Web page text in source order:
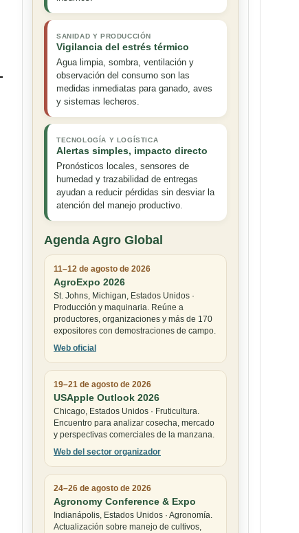
SANIDAD Y PRODUCCIÓN
Vigilancia del estrés térmico
Agua limpia, sombra, ventilación y
observación del consumo son las
medidas inmediatas para ganado, aves
y sistemas lecheros.
TECNOLOGÍA Y LOGÍSTICA
Alertas simples, impacto directo
Pronósticos locales, sensores de
humedad y trazabilidad de entregas
ayudan a reducir pérdidas sin desviar la
atención del manejo productivo.
Agenda Agro Global
11–12 de agosto de 2026
AgroExpo 2026
St. Johns, Michigan, Estados Unidos ·
Producción y maquinaria. Reúne a
productores, organizaciones y más de 170
expositores con demostraciones de campo.
Web oficial
19–21 de agosto de 2026
USApple Outlook 2026
Chicago, Estados Unidos · Fruticultura.
Encuentro para analizar cosecha, mercado
y perspectivas comerciales de la manzana.
Web del sector organizador
24–26 de agosto de 2026
Agronomy Conference & Expo
Indianápolis, Estados Unidos · Agronomía.
Actualización sobre manejo de cultivos,